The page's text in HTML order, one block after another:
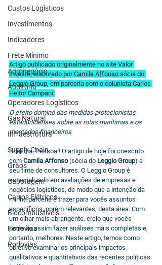
Custos Logísticos
Investimentos
Indicadores
Frete Mínimo
Agronegócio
Auditoria
Operadores Logísticos
Gás Natural
Infraestrutura
Supply Chain
Grãos
Cabotagem
Carros Elétricos
Biocombustíveis
Ferrovias
Rodovias
Artigo publicado originalmente no site Valor
Investe, elaborado por Camila Affonso sócia do
Leggio Group, em parceria com o colunista Carlos
Heitor Campani.
O efeito dominó das medidas protecionistas
estadunidenses sobre as rotas marítimas e os
mercados financeiros
Bom dia, Pessoal! O artigo de hoje foi coescrito
com Camila Affonso (sócia do Leggio Group) e
seu time de consultores. O Leggio Group é
especializado em avaliações de empresas e
negócios logísticos, de modo que a intenção da
minha parceria é trazer para vocês assuntos
específicos, porém relevantes, desta área. Com
um olhar mais abrangente, creio que vocês
poderão assim fazer análises mais completas e,
portanto, melhores. Neste artigo, temos como
objetivo examinar os principais impactos
qualitativos e quantitativos das recentes políticas